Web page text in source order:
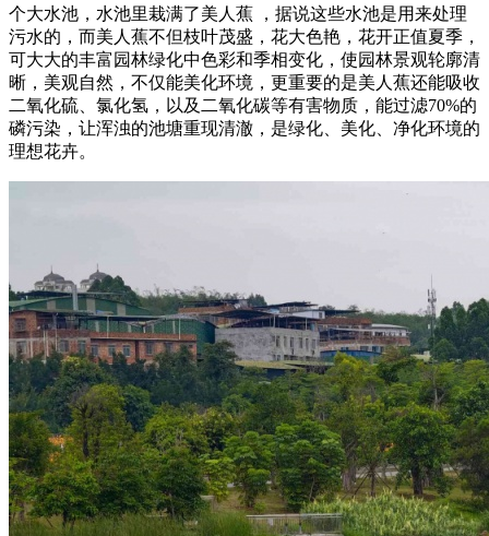
个大水池，水池里栽满了美人蕉 ，据说这些水池是用来处理
污水的，而美人蕉不但枝叶茂盛，花大色艳，花开正值夏季，
可大大的丰富园林绿化中色彩和季相变化，使园林景观轮廓清
晰，美观自然，不仅能美化环境，更重要的是美人蕉还能吸收
二氧化硫、氯化氢，以及二氧化碳等有害物质，能过滤70%的
磷污染，让浑浊的池塘重现清澈，是绿化、美化、净化环境的
理想花卉。